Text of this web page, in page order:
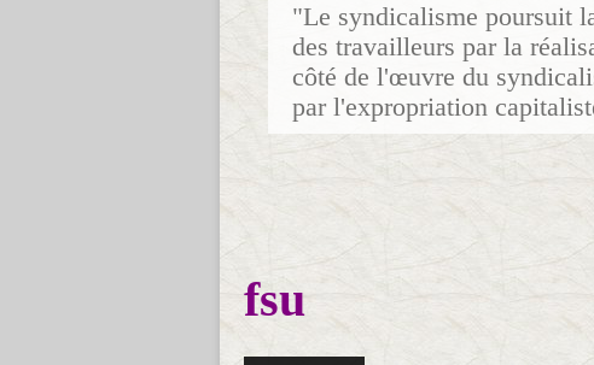
"Le syndicalisme poursuit
des travailleurs par la
côté de l'œuvre du
par l'expropriation
fsu